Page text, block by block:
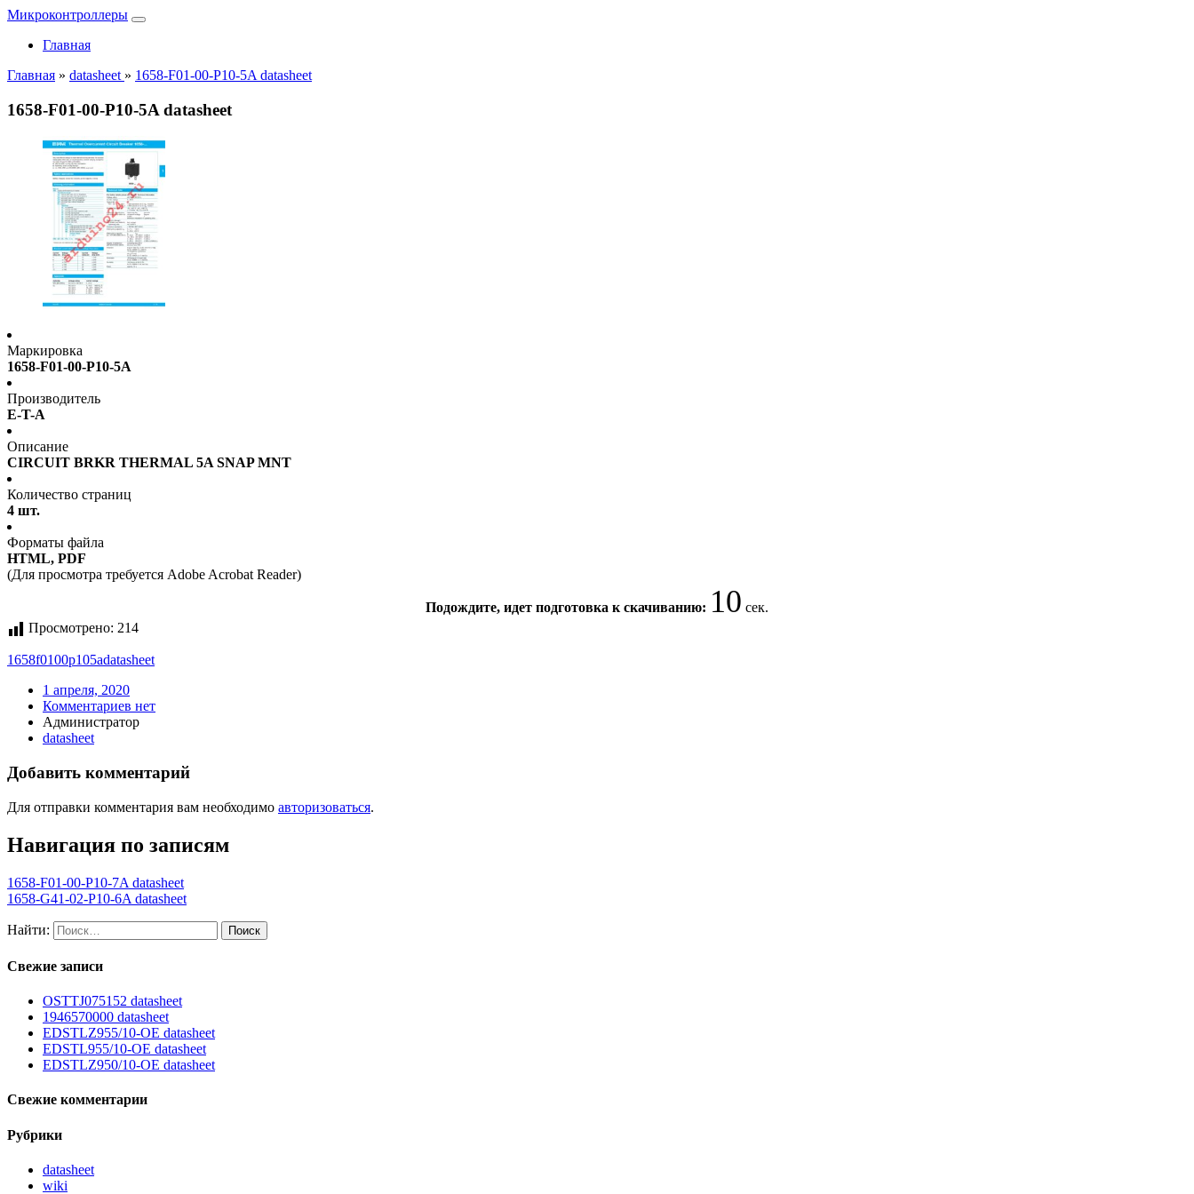
Микроконтроллеры
Главная
Главная » datasheet » 1658-F01-00-P10-5A datasheet
1658-F01-00-P10-5A datasheet
Маркировка
1658-F01-00-P10-5A
Производитель
E-T-A
Описание
CIRCUIT BRKR THERMAL 5A SNAP MNT
Количество страниц
4 шт.
Форматы файла
HTML, PDF
(Для просмотра требуется Adobe Acrobat Reader)
Подождите, идет подготовка к скачиванию: 10 сек.
Просмотрено: 214
1658f0100p105adatasheet
1 апреля, 2020
Комментариев нет
Администратор
datasheet
Добавить комментарий
Для отправки комментария вам необходимо авторизоваться.
Навигация по записям
1658-F01-00-P10-7A datasheet
1658-G41-02-P10-6A datasheet
Найти:
Свежие записи
OSTTJ075152 datasheet
1946570000 datasheet
EDSTLZ955/10-OE datasheet
EDSTL955/10-OE datasheet
EDSTLZ950/10-OE datasheet
Свежие комментарии
Рубрики
datasheet
wiki